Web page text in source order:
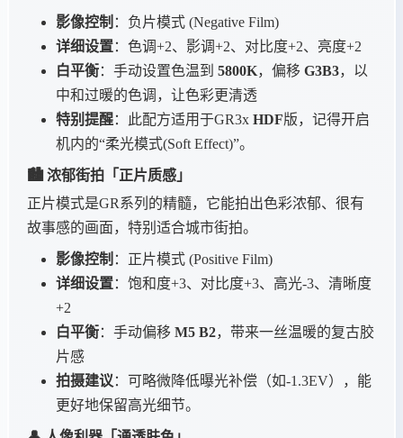
影像控制 ：负片模式 (Negative Film)
详细设置：色调+2、影调+2、对比度+2、亮度+2
白平衡：手动设置色温到 5800K，偏移 G3B3，以
中和过暖的色调，让色彩更清透
特别提醒：此配方适用于GR3x HDF版，记得开启
机内的“柔光模式(Soft Effect)”。
🏙️ 浓郁街拍「正片质感」
正片模式是GR系列的精髓，它能拍出色彩浓郁、很有
故事感的画面，特别适合城市街拍。
影像控制 ：正片模式 (Positive Film)
详细设置：饱和度+3、对比度+3、高光-3、清晰度
+2
白平衡：手动偏移 M5 B2，带来一丝温暖的复古胶
片感
拍摄建议 ：可略微降低曝光补偿（如-1.3EV），能
更好地保留高光细节。